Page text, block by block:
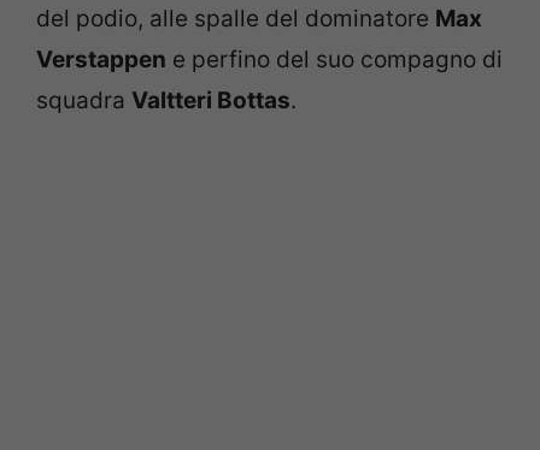
del podio, alle spalle del dominatore Max
Verstappen e perfino del suo compagno di
squadra Valtteri Bottas.